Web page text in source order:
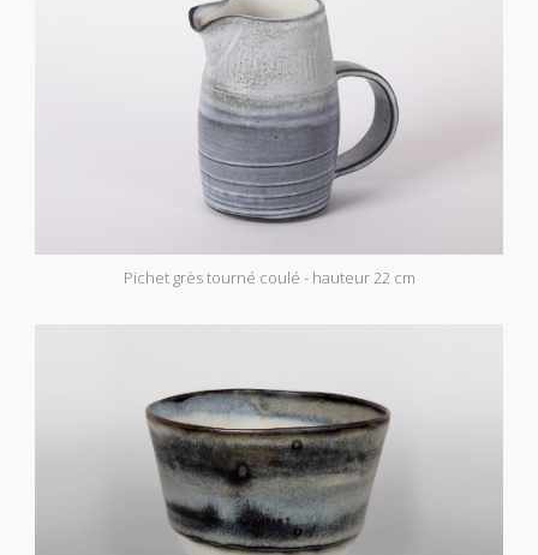
Pichet grès tourné coulé - hauteur 22 cm